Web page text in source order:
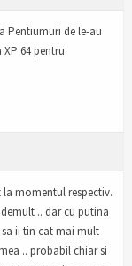
Pentiumuri de le-au
64 pentru
momentul respectiv.
.. dar cu putina
sa ii tin cat mai mult
.. probabil chiar si